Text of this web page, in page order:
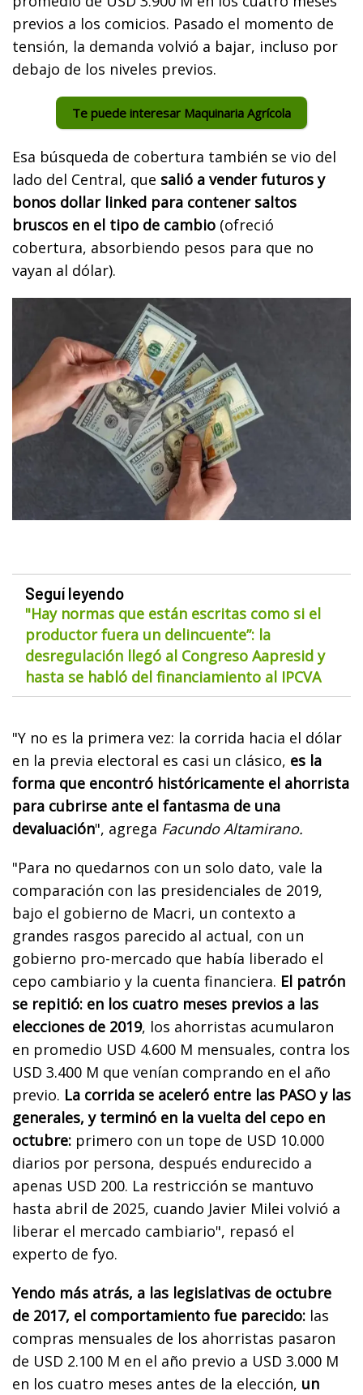
previos a los comicios. Pasado el momento de
tensión, la demanda volvió a bajar, incluso por
debajo de los niveles previos.
Te puede interesar Maquinaria Agrícola
Esa búsqueda de cobertura también se vio del
lado del Central, que salió a vender futuros y
bonos dollar linked para contener saltos
bruscos en el tipo de cambio (ofreció
cobertura, absorbiendo pesos para que no
vayan al dólar).
Seguí leyendo
"Hay normas que están escritas como si el
productor fuera un delincuente”: la
desregulación llegó al Congreso Aapresid y
hasta se habló del financiamiento al IPCVA
"Y no es la primera vez: la corrida hacia el dólar
en la previa electoral es casi un clásico, es la
forma que encontró históricamente el ahorrista
para cubrirse ante el fantasma de una
devaluación", agrega Facundo Altamirano.
"Para no quedarnos con un solo dato, vale la
comparación con las presidenciales de 2019,
bajo el gobierno de Macri, un contexto a
grandes rasgos parecido al actual, con un
gobierno pro-mercado que había liberado el
cepo cambiario y la cuenta financiera. El patrón
se repitió: en los cuatro meses previos a las
elecciones de 2019, los ahorristas acumularon
en promedio USD 4.600 M mensuales, contra los
USD 3.400 M que venían comprando en el año
previo. La corrida se aceleró entre las PASO y las
generales, y terminó en la vuelta del cepo en
octubre: primero con un tope de USD 10.000
diarios por persona, después endurecido a
apenas USD 200. La restricción se mantuvo
hasta abril de 2025, cuando Javier Milei volvió a
liberar el mercado cambiario", repasó el
experto de fyo.
Yendo más atrás, a las legislativas de octubre
de 2017, el comportamiento fue parecido: las
compras mensuales de los ahorristas pasaron
de USD 2.100 M en el año previo a USD 3.000 M
en los cuatro meses antes de la elección, un